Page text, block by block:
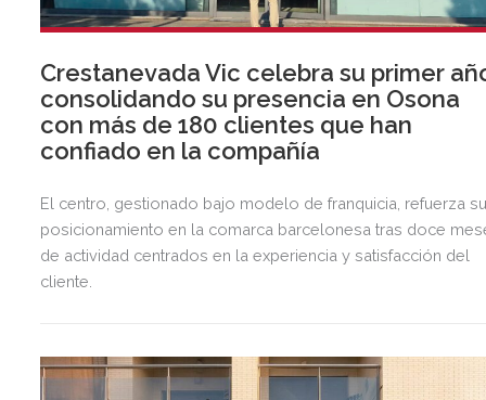
Crestanevada Vic celebra su primer
consolidando su presencia en Osona
con más de 180 clientes que han
confiado en la compañía
El centro, gestionado bajo modelo de franquicia, refuerza
posicionamiento en la comarca barcelonesa tras doce
de actividad centrados en la experiencia y satisfacción del
cliente.